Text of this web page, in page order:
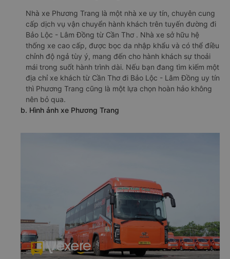
Nhà xe Phương Trang là một nhà xe uy tín, chuyên cung
cấp dịch vụ vận chuyển hành khách trên tuyến đường đi
Bảo Lộc - Lâm Đồng từ Cần Thơ . Nhà xe sở hữu hệ
thống xe cao cấp, được bọc da nhập khẩu và có thể điều
chỉnh độ ngả tùy ý, mang đến cho hành khách sự thoải
mái trong suốt hành trình dài. Nếu bạn đang tìm kiếm một
địa chỉ xe khách từ Cần Thơ đi Bảo Lộc - Lâm Đồng uy tín
thì Phương Trang cũng là một lựa chọn hoàn hảo không
nên bỏ qua.
b. Hình ảnh xe Phương Trang